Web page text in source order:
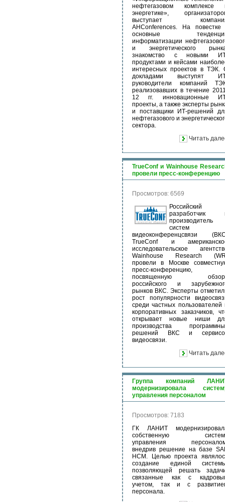
нефтегазовом комплексе
энергетике»,
выступает
AHConferences. На повестке
основные
информатизации
и энергетического
знакомство с новыми
продуктами и кейсами
интересных проектов в ТЭК.
докладами выступят
руководители компаний
реализовавших в течение
12 гг. инновационные
проекты, а также эксперты
и поставщики ИТ-решений
нефтегазового и
сектора.
Читать
TrueConf и Wainhouse
провели пресс-конференцию
Просмотров: 6569
Российский
разработчик
производитель
систем
видеоконференцсвязи
TrueConf и
исследовательское
Wainhouse Research
провели в Москве
пресс-конференцию,
посвященную
российского и
рынков ВКС. Эксперты
рост популярности
среди частных пользователей
корпоративных заказчиков,
открывает новые ниши
производства
решений ВКС и
видеосвязи.
Читать
Группа компаний
модернизировала
управления персоналом
Просмотров: 7183
ГК ЛАНИТ
собственную
управления
внедрив решение на базе
HCM. Целью проекта
создание единой
позволяющей решать
связанные как с
учетом, так и с
персонала.